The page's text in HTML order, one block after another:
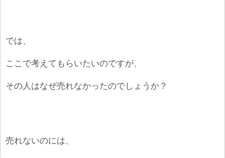
では、
ここで考えてもらいたいのですが、
その人はなぜ売れなかったのでしょうか？
売れないのには、